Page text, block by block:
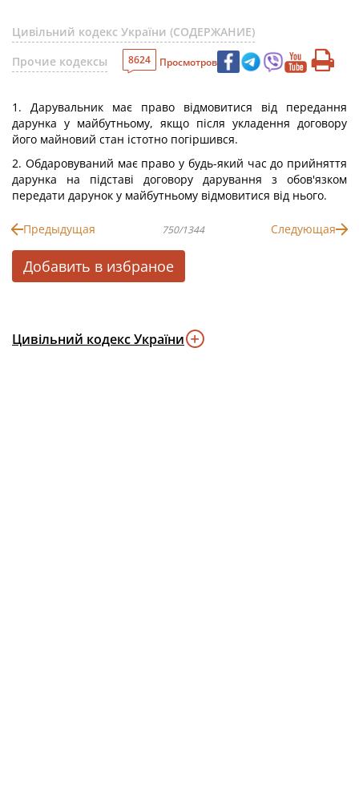
Цивільний кодекс України (СОДЕРЖАНИЕ)
Прочие кодексы
8624 Просмотров
1. Дарувальник має право відмовитися від передання
дарунка у майбутньому, якщо після укладення договору
його майновий стан істотно погіршився.
2. Обдаровуваний має право у будь-який час до прийняття
дарунка на підставі договору дарування з обов'язком
передати дарунок у майбутньому відмовитися від нього.
Предыдущая 750/1344 Следующая
Добавить в избраное
Цивільний кодекс України